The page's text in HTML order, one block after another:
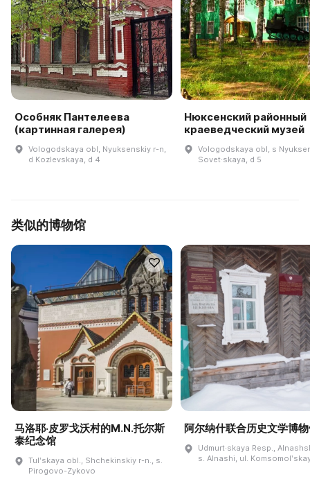
Особняк Пантелеева
(картинная галерея)
Vologodskaya obl, Nyuksenskiy r-n,
d Kozlevskaya, d 4
Нюксенский районный
краеведческий музей
Vologodskaya obl, s
Sovet·skaya, d 5
类似的博物馆
马洛耶·皮罗戈沃村的M.N.托尔斯
泰纪念馆
Tulʹskaya obl., Shchekinskiy r-n., s.
Pirogovo-Zykovo
阿尔纳什联合历史文学博
Udmurt·skaya Resp.,
s. Alnashi, ul.